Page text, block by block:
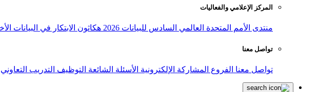
المركز الإعلامي والفعاليات
منتدى الأمم المتحدة العالمي السادس للبيانات 2026 هكاثون الابتكار في البيانات
تواصل معنا
تواصل معنا الفروع المشاركة الإلكترونية الأسئلة الشائعة التوظيف التدريب التعاوني